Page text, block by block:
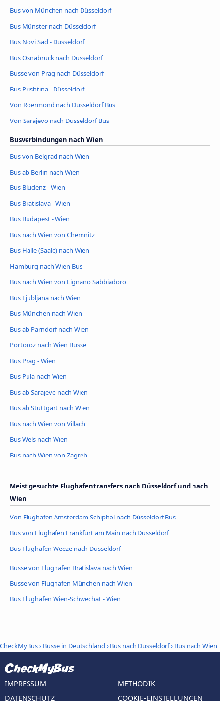
Bus von München nach Düsseldorf
Bus Münster nach Düsseldorf
Bus Novi Sad - Düsseldorf
Bus Osnabrück nach Düsseldorf
Busse von Prag nach Düsseldorf
Bus Prishtina - Düsseldorf
Von Roermond nach Düsseldorf Bus
Von Sarajevo nach Düsseldorf Bus
Busverbindungen nach Wien
Bus von Belgrad nach Wien
Bus ab Berlin nach Wien
Bus Bludenz - Wien
Bus Bratislava - Wien
Bus Budapest - Wien
Bus nach Wien von Chemnitz
Bus Halle (Saale) nach Wien
Hamburg nach Wien Bus
Bus nach Wien von Lignano Sabbiadoro
Bus Ljubljana nach Wien
Bus München nach Wien
Bus ab Parndorf nach Wien
Portoroz nach Wien Busse
Bus Prag - Wien
Bus Pula nach Wien
Bus ab Sarajevo nach Wien
Bus ab Stuttgart nach Wien
Bus nach Wien von Villach
Bus Wels nach Wien
Bus nach Wien von Zagreb
Meist gesuchte Flughafentransfers nach Düsseldorf und nach
Wien
Von Flughafen Amsterdam Schiphol nach Düsseldorf Bus
Bus von Flughafen Frankfurt am Main nach Düsseldorf
Bus Flughafen Weeze nach Düsseldorf
Busse von Flughafen Bratislava nach Wien
Busse von Flughafen München nach Wien
Bus Flughafen Wien-Schwechat - Wien
CheckMyBus› Busse in Deutschland › Bus nach Düsseldorf› Bus nach Wien
IMPRESSUM
DATENSCHUTZ
METHODIK
COOKIE-EINSTELLUNGEN